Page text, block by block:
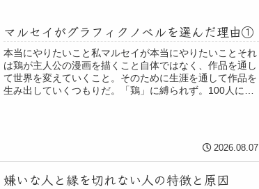
マルセイがグラフィクノベルを選んだ理由①
本当にやりたいこと私マルセイが本当にやりたいことそれ
は鶏が主人公の漫画を描くこと自体ではなく、作品を通し
て世界を変えていくこと。そのために生涯を通して作品を
生み出していくつもりだ。「鶏」に縛られず。100人に伝
2026.08.07
嫌いな人と縁を切れない人の特徴と原因